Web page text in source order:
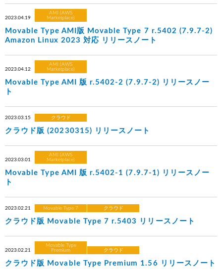
2023.04.19
AMI (AWS
Marketplace)
Movable Type AMI版 Movable Type 7 r.5402 (7.9.7-2)
Amazon Linux 2023 対応 リリースノート
2023.04.12
AMI (AWS
Marketplace)
Movable Type AMI 版 r.5402-2 (7.9.7-2) リリースノー
ト
2023.03.15 クラウド
クラウド版 (20230315) リリースノート
2023.03.01
AMI (AWS
Marketplace)
Movable Type AMI 版 r.5402-1 (7.9.7-1) リリースノー
ト
2023.02.21 Movable Type 7 クラウド
クラウド版 Movable Type 7 r.5403 リリースノート
2023.02.21
Movable Type
Premium
クラウド
クラウド版 Movable Type Premium 1.56 リリースノート